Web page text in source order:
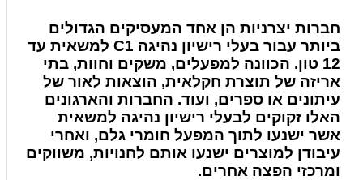
חברות יצרניות הן אחד המעסיקים הגדולים
ביותר עבור בעלי רישיון נהיגה C1 למשאית עד
12 טון. הכוונה למפעלים, משקים וחוות, בתי
אריזה של תוצרת חקלאית, הוצאות לאור של
עיתונים או ספרים, ועוד. החברות והארגונים
האלו זקוקים לבעלי רישיון נהיגה למשאית
אשר ישנעו לתוך המפעל חומרי גלם, ואחרי
עיבודן למוצרים ישנעו אותם לחנויות, משווקים
ומרכזי הפצה אחרים.